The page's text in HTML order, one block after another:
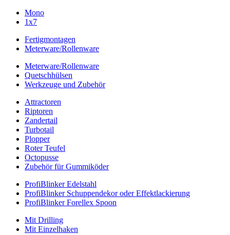
Mono
1x7
Fertigmontagen
Meterware/Rollenware
Meterware/Rollenware
Quetschhülsen
Werkzeuge und Zubehör
Attractoren
Riptoren
Zandertail
Turbotail
Plopper
Roter Teufel
Octopusse
Zubehör für Gummiköder
ProfiBlinker Edelstahl
ProfiBlinker Schuppendekor oder Effektlackierung
ProfiBlinker Forellex Spoon
Mit Drilling
Mit Einzelhaken